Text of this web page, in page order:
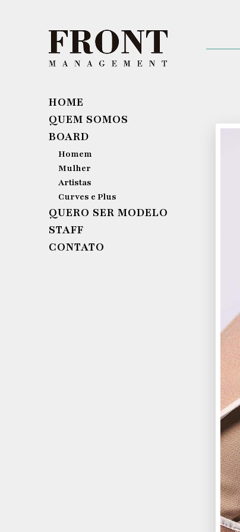
HOME
QUEM SOMOS
BOARD
Homem
Mulher
Artistas
Curves e Plus
QUERO SER MODELO
STAFF
CONTATO